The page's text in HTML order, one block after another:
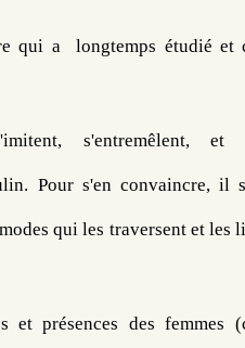
qui a  longtemps étudié et
s'entremêlent, et
Pour s'en convaincre, il
qui les traversent et les
présences des femmes